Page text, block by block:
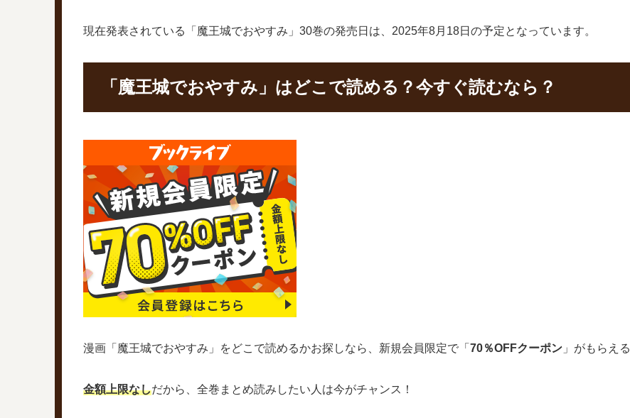
現在発表されている「魔王城でおやすみ」30巻の発売日は、2025年8月18日の予定となっています。
「魔王城でおやすみ」はどこで読める？今すぐ読むなら？
漫画「魔王城でおやすみ」をどこで読めるかお探しなら、新規会員限定で「 70％OFFクーポン 」がもらえる
金額上限なしだから、全巻まとめ読みしたい人は今がチャンス！